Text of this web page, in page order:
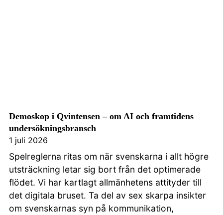
Demoskop i Qvintensen – om AI och framtidens
undersökningsbransch
1 juli 2026
Spelreglerna ritas om när svenskarna i allt högre
utsträckning letar sig bort från det optimerade
flödet. Vi har kartlagt allmänhetens attityder till
det digitala bruset. Ta del av sex skarpa insikter
om svenskarnas syn på kommunikation,